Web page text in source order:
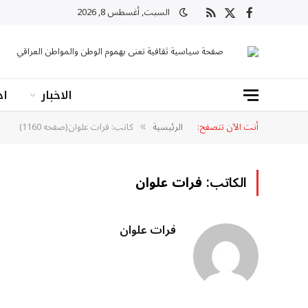
فيسبوك
X
RSS السبت, أغسطس 8, 2026
صفحة سياسية ثقافية تعنى بهموم الوطن والمواطن العراقي
الاخبار
أنت الآن تتصفح: الرئيسية » كاتب: فرات علوان(صفحه 1160)
الكاتب: فرات علوان
فرات علوان